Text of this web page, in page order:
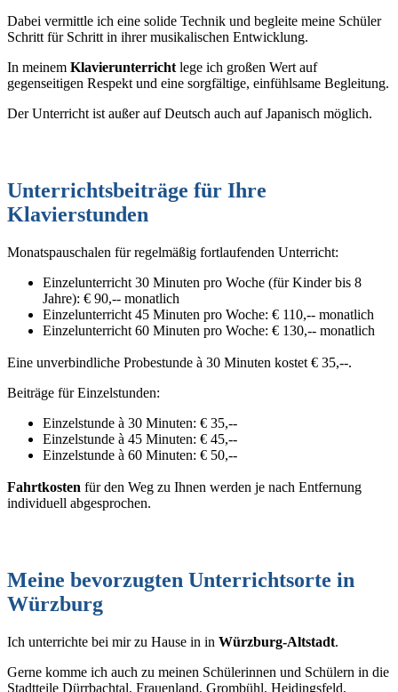
Dabei vermittle ich eine solide Technik und begleite meine Schüler
Schritt für Schritt in ihrer musikalischen Entwicklung.
In meinem Klavierunterrichtlege ich großen Wert auf
gegenseitigen Respekt und eine sorgfältige, einfühlsame Begleitung.
Der Unterricht ist außer auf Deutsch auch auf Japanisch möglich.
Unterrichtsbeiträge für Ihre
Klavierstunden
Monatspauschalen für regelmäßig fortlaufenden Unterricht:
Einzelunterricht 30 Minuten pro Woche (für Kinder bis 8
Jahre): € 90,-- monatlich
Einzelunterricht 45 Minuten pro Woche: € 110,-- monatlich
Einzelunterricht 60 Minuten pro Woche: € 130,-- monatlich
Eine unverbindliche Probestunde à 30 Minuten kostet € 35,--.
Beiträge für Einzelstunden:
Einzelstunde à 30 Minuten: € 35,--
Einzelstunde à 45 Minuten: € 45,--
Einzelstunde à 60 Minuten: € 50,--
Fahrtkosten für den Weg zu Ihnen werden je nach Entfernung
individuell abgesprochen.
Meine bevorzugten Unterrichtsorte in
Würzburg
Ich unterrichte bei mir zu Hause in in Würzburg-Altstadt.
Gerne komme ich auch zu meinen Schülerinnen und Schülern in die
Stadtteile Dürrbachtal, Frauenland, Grombühl, Heidingsfeld,